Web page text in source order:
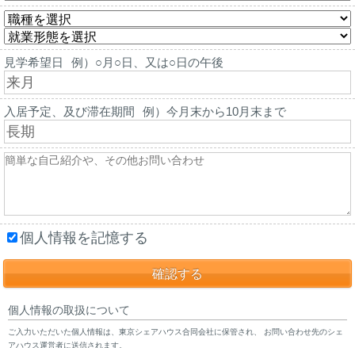
見学希望日 例）○月○日、又は○日の午後
入居予定、及び滞在期間 例）今月末から10月末まで
個人情報を記憶する
個人情報の取扱について
ご入力いただいた個人情報は、東京シェアハウス合同会社に保管され、 お問い合わせ先のシェ
アハウス運営者に送信されます。